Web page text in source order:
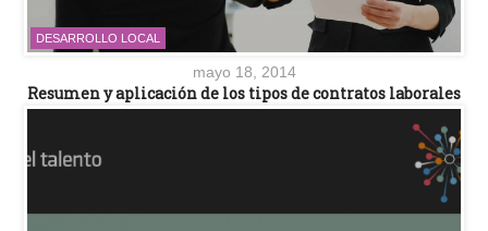
DESARROLLO LOCAL
mayo 18, 2014
Resumen y aplicación de los tipos de contratos laborales